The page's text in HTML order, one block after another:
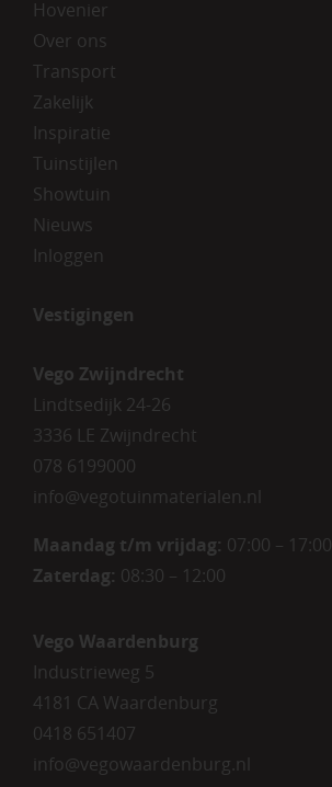
Hovenier
Over ons
Transport
Zakelijk
Inspiratie
Tuinstijlen
Showtuin
Nieuws
Inloggen
Vestigingen
Vego Zwijndrecht
Lindtsedijk 24-26
3336 LE Zwijndrecht
078 6199000
info@vegotuinmaterialen.nl
Maandag t/m vrijdag: 07:00 – 17:00
Zaterdag: 08:30 – 12:00
Vego Waardenburg
Industrieweg 5
4181 CA Waardenburg
0418 651407
info@vegowaardenburg.nl